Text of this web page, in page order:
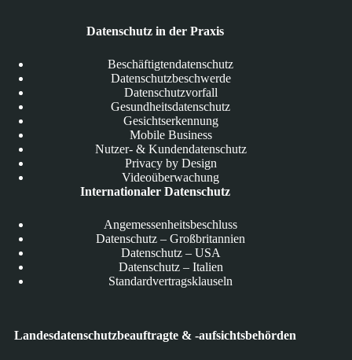
Datenschutz in der Praxis
Beschäftigtendatenschutz
Datenschutzbeschwerde
Datenschutzvorfall
Gesundheitsdatenschutz
Gesichtserkennung
Mobile Business
Nutzer- & Kundendatenschutz
Privacy by Design
Videoüberwachung
Internationaler Datenschutz
Angemessenheitsbeschluss
Datenschutz – Großbritannien
Datenschutz – USA
Datenschutz – Italien
Standardvertragsklauseln
Landesdatenschutzbeauftragte & -aufsichtsbehörden